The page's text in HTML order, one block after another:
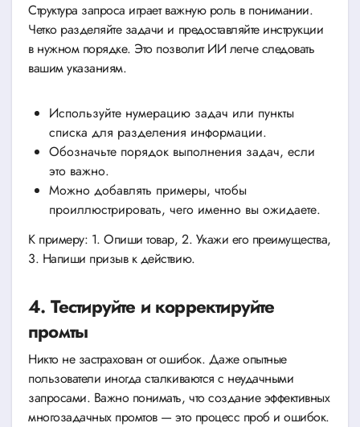
Структура запроса играет важную роль в понимании.
Четко разделяйте задачи и предоставляйте инструкции
в нужном порядке. Это позволит ИИ легче следовать
вашим указаниям.
Используйте нумерацию задач или пункты
списка для разделения информации.
Обозначьте порядок выполнения задач, если
это важно.
Можно добавлять примеры, чтобы
проиллюстрировать, чего именно вы ожидаете.
К примеру: 1. Опиши товар, 2. Укажи его преимущества,
3. Напиши призыв к действию.
4. Тестируйте и корректируйте
промты
Никто не застрахован от ошибок. Даже опытные
пользователи иногда сталкиваются с неудачными
запросами. Важно понимать, что создание эффективных
многозадачных промтов — это процесс проб и ошибок.